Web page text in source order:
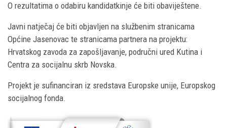
O rezultatima o odabiru kandidatkinje će biti obaviještene.
Javni natječaj će biti objavljen na službenim stranicama
Općine Jasenovac te stranicama partnera na projektu:
Hrvatskog zavoda za zapošljavanje, područni ured Kutina i
Centra za socijalnu skrb Novska.
Projekt je sufinanciran iz sredstava Europske unije, Europskog
socijalnog fonda.